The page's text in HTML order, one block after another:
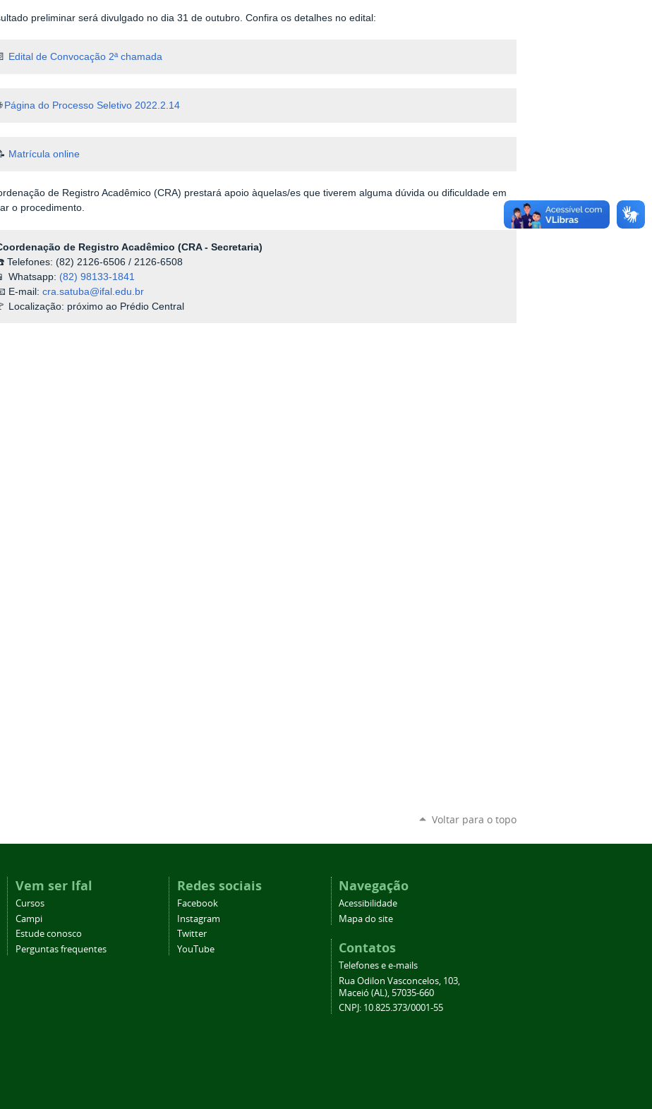
preliminar será divulgado no dia 31 de outubro. Confira os detalhes no edital:
Edital de Convocação 2ª chamada
Página do Processo Seletivo 2022.2.14
Matrícula online
de Registro Acadêmico (CRA) prestará apoio àquelas/es que tiverem alguma dúvida ou dificuldade em
o procedimento.
de Registro Acadêmico (CRA - Secretaria)
Telefones: (82) 2126-6506 / 2126-6508
Whatsapp: (82) 98133-1841
E-mail: cra.satuba@ifal.edu.br
🚩 Localização: próximo ao Prédio Central
Voltar para o topo
Vem ser Ifal
Cursos
Campi
Estude conosco
Perguntas frequentes
Redes sociais
Facebook
Instagram
Twitter
YouTube
Navegação
Acessibilidade
Mapa do site
Contatos
Telefones e e-mails
Rua Odilon Vasconcelos, 103,
Maceió (AL), 57035-660
CNPJ: 10.825.373/0001-55